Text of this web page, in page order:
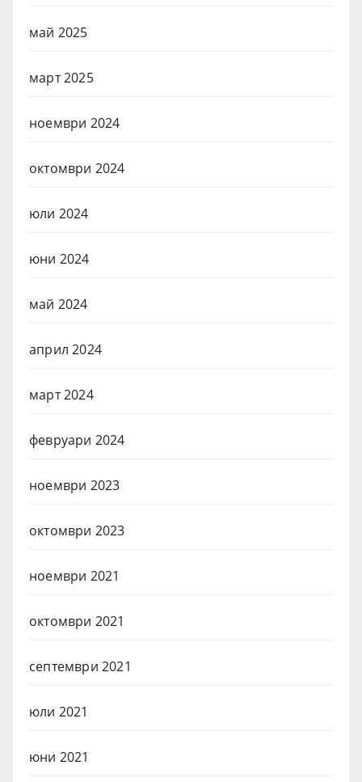
май 2025
март 2025
ноември 2024
октомври 2024
юли 2024
юни 2024
май 2024
април 2024
март 2024
февруари 2024
ноември 2023
октомври 2023
ноември 2021
октомври 2021
септември 2021
юли 2021
юни 2021